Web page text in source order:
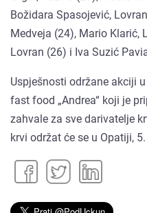
Božidara Spasojević,
Medveja (24), Mario Klarić,
Lovran (26) i Iva Suzić
Uspješnosti održane akciji
fast food „Andrea“ koji je
zahvale za sve darivatelje
krvi održat će se u Opatiji,